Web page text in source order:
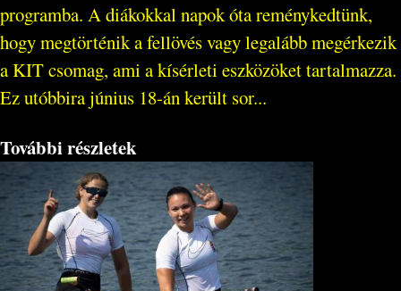
programba. A diákokkal napok óta reménykedtünk,
hogy megtörténik a fellövés vagy legalább megérkezik
a KIT csomag, ami a kísérleti eszközöket tartalmazza.
Ez utóbbira június 18-án került sor...
További részletek